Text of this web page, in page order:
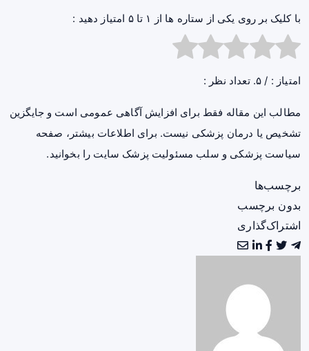
با کلیک بر روی یکی از ستاره ها از ۱ تا ۵ امتیاز دهید :
امتیاز : / ۵. تعداد نظر :
مطالب این مقاله فقط برای افزایش آگاهی عمومی است و جایگزین
تشخیص یا درمان پزشکی نیست. برای اطلاعات بیشتر، صفحه
سیاست پزشکی و سلب مسئولیت پزشک سایت را بخوانید.
برچسب‌ها
بدون برچسب
اشتراک‌گذاری